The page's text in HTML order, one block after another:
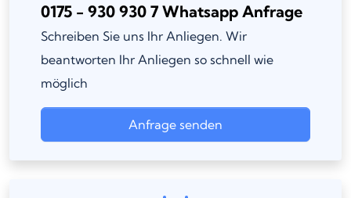
0175 - 930 930 7 Whatsapp Anfrage
Schreiben Sie uns Ihr Anliegen. Wir
beantworten Ihr Anliegen so schnell wie
möglich
Anfrage senden